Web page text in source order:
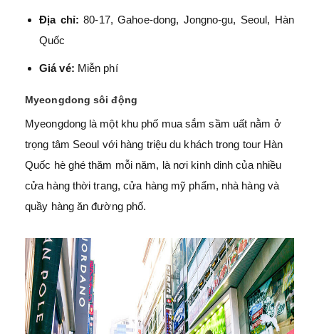
Địa chỉ: 80-17, Gahoe-dong, Jongno-gu, Seoul, Hàn
Quốc
Giá vé: Miễn phí
Myeongdong sôi động
Myeongdong là một khu phố mua sắm sầm uất nằm ở
trọng tâm Seoul với hàng triệu du khách trong tour Hàn
Quốc hè ghé thăm mỗi năm, là nơi kinh dinh của nhiều
cửa hàng thời trang, cửa hàng mỹ phẩm, nhà hàng và
quầy hàng ăn đường phố.